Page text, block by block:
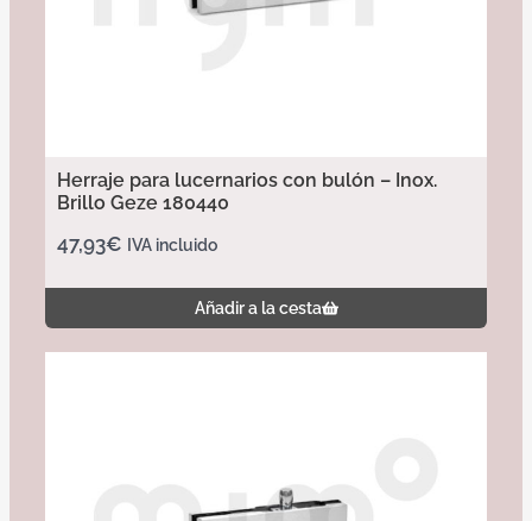
Herraje para lucernarios con bulón – Inox.
Brillo Geze 180440
47,93€ IVA incluido
Añadir a la cesta